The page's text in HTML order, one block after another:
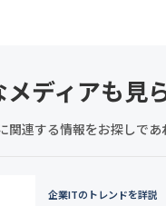
メディアも見
関連する情報をお探しであ
企業ITのトレンドを詳説